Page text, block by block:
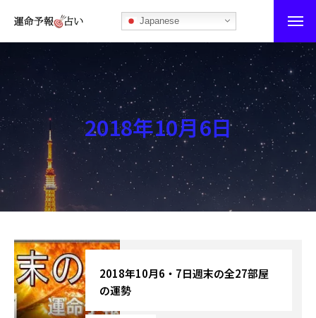
Japanese
運命予報占い
運命予報占いとは
あなたの所属部屋を探そう！
最恐の相性占い
秘伝公開！吉凶カレンダー
記事カテゴリー
ブログ
お知らせ
2018年10月6日
2018年10月6・7日週末の全27部屋
の運勢